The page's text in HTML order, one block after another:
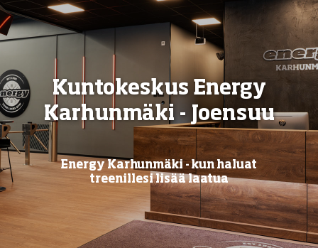
Kuntokeskus Energy
Karhunmäki - Joensuu
Energy Karhunmäki - kun haluat
treenillesi lisää laatua